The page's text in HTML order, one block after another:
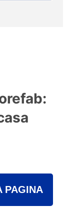
PAGINA